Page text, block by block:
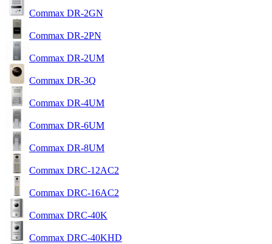
Commax DR-2GN
Commax DR-2PN
Commax DR-2UM
Commax DR-3Q
Commax DR-4UM
Commax DR-6UM
Commax DR-8UM
Commax DRC-12AC2
Commax DRC-16AC2
Commax DRC-40K
Commax DRC-40KHD